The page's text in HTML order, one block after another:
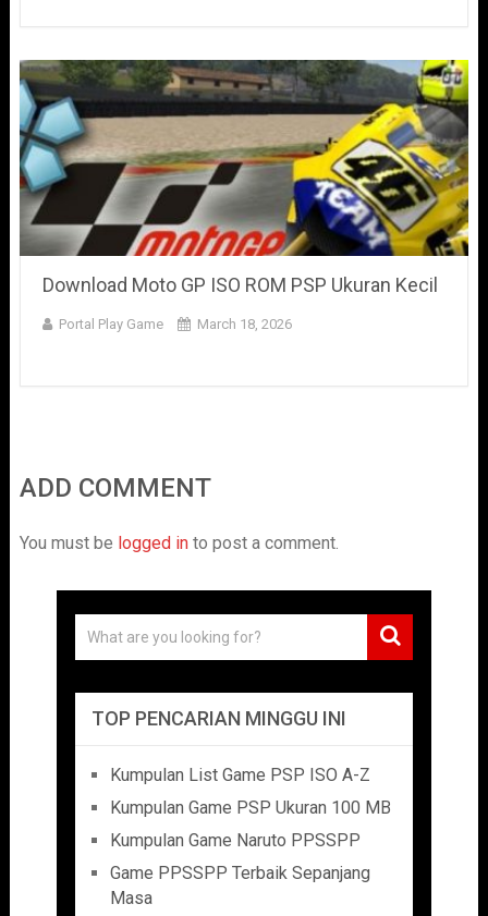
Download Moto GP ISO ROM PSP Ukuran Kecil
Portal Play Game March 18, 2026
ADD COMMENT
You must be logged into post a comment.
TOP PENCARIAN MINGGU INI
Kumpulan List Game PSP ISO A-Z
Kumpulan Game PSP Ukuran 100 MB
Kumpulan Game Naruto PPSSPP
Game PPSSPP Terbaik Sepanjang
Masa